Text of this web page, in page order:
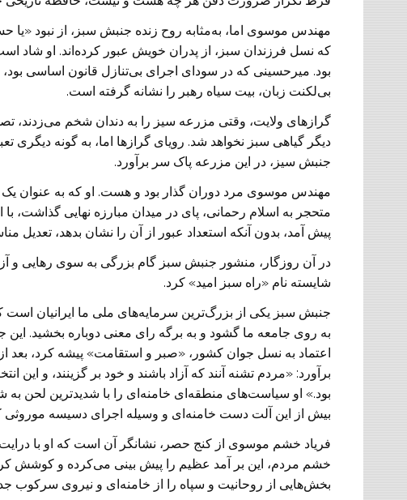
مهندس موسوی اما، به‌مثابه روح زنده جنبش سبز، از نبود «یا
که نسل فرزندان سبز، از پدران خویش عبور کرده‌اند. او شاد
بود. میرحسینی که در سودای اجرای بی‌تنازل قانون اساسی
بی‌لکنت زبان، بیت سیاه رهبر را نشانه گرفته است.
گراز‌های ‌ولایت، وقتی مزرعه سیز را به دندان شخم می‌زدند،
دیگر گیاهی سبز نخواهد شد. رویای گراز‌ها اما، به گونه دیگری
جنبش سیز، در این مزرعه پاک سر برآورد.
مهندس موسوی مرد دوران گذار بود و هست. او که به عنوان
متحجر به اسلام رحمانی، پای در میدان مبارزه نهایی گذاشت،
پیش آمد، بدون آنکه استعداد عبور از آن را نشان بدهد، تعديل
در آن روزگار، منشور جنبش سبز گام بزرگی به سوی رهایی و
شایسته نام «راه سبز امید» کرد.
جنبش سبز یکی از بزرگ‌ترین سرمایه‌های ملی ما ایرانیان است
به روی جامعه ما گشود و به برگه رای معنی دوباره بخشید.
اعتماد به نسل جوان کشور، «صبر و استقامت» پیشه کرد، بعد
برآورد: «مردم تشنه آنند که آزاد باشند و خود بر گزینند، و
بود.» او سیاست‌های منطقه‌ای خامنه‌ای را با شدیدترین لحن به
بیش از این آلت دست خامنه‌ای و وسیله اجرای دسيسه
فریاد خشم موسوی از کنج حصر، نشانگر آن است که او با
خشم مردم، این بر آمد عظيم را پیش بینی می‌کرده و کوشش
بخش‌هایی از روحانیت و سپاه را از خامنه‌ای و نیروی سرکوب